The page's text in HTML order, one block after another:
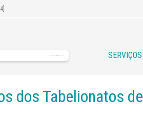
SERVIÇOS
dos Tabelionatos de